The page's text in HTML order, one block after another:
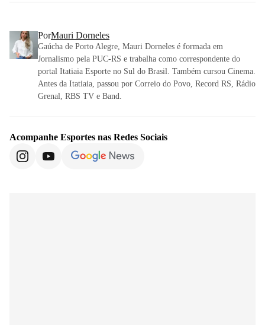
PorMauri Dorneles
Gaúcha de Porto Alegre, Mauri Dorneles é formada em
Jornalismo pela PUC-RS e trabalha como correspondente do
portal Itatiaia Esporte no Sul do Brasil. Também cursou Cinema.
Antes da Itatiaia, passou por Correio do Povo, Record RS, Rádio
Grenal, RBS TV e Band.
Acompanhe Esportes nas Redes Sociais